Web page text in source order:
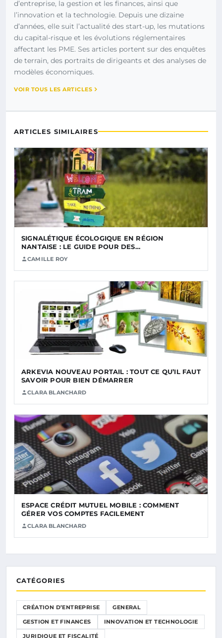
d’entreprise, la gestion et les finances, ainsi que
l’innovation et la technologie. Depuis une dizaine
d’années, elle suit l’actualité des start-up, les mutations
du capital-risque et les évolutions réglementaires
affectant les PME. Ses articles portent sur des enquêtes
de terrain, des portraits de dirigeants et des analyses de
modèles économiques.
VOIR TOUS LES ARTICLES
ARTICLES SIMILAIRES
SIGNALÉTIQUE ÉCOLOGIQUE EN RÉGION
NANTAISE : LE GUIDE POUR DES…
CAMILLE ROY
ARKEVIA NOUVEAU PORTAIL : TOUT CE QU’IL FAUT
SAVOIR POUR BIEN DÉMARRER
CLARA BLANCHARD
ESPACE CRÉDIT MUTUEL MOBILE : COMMENT
GÉRER VOS COMPTES FACILEMENT
CLARA BLANCHARD
CATÉGORIES
CRÉATION D’ENTREPRISE GENERAL
GESTION ET FINANCES INNOVATION ET TECHNOLOGIE
JURIDIQUE ET FISCALITÉ